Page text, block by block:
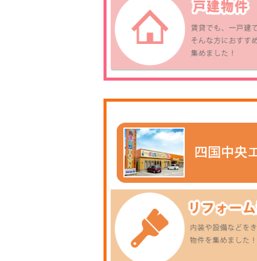
2023.11.12
賃貸経営セミナーのお知らせ
2023.11.23・24の２日間
各店にて開催いたします♪
無料ですので、たくさんの
ご参加お待ちしております★
2023.10.22
おうちＴＯＷＮ全店で
します♪
賃貸アパート・マンション・
借家とお得なキャンペーンも
あります
是非ご来場お待ちしておりま
す。
※ご予約優先でご対応させて
いただきますので予めご了承
下さいませ。
2023.08.09
お盆も全店
毎日営業中です
ご来店お待ちしております♪